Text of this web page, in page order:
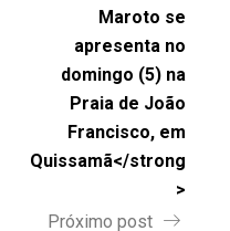
Maroto se
apresenta no
domingo (5) na
Praia de João
Francisco, em
Quissamã</strong
>
Próximo post